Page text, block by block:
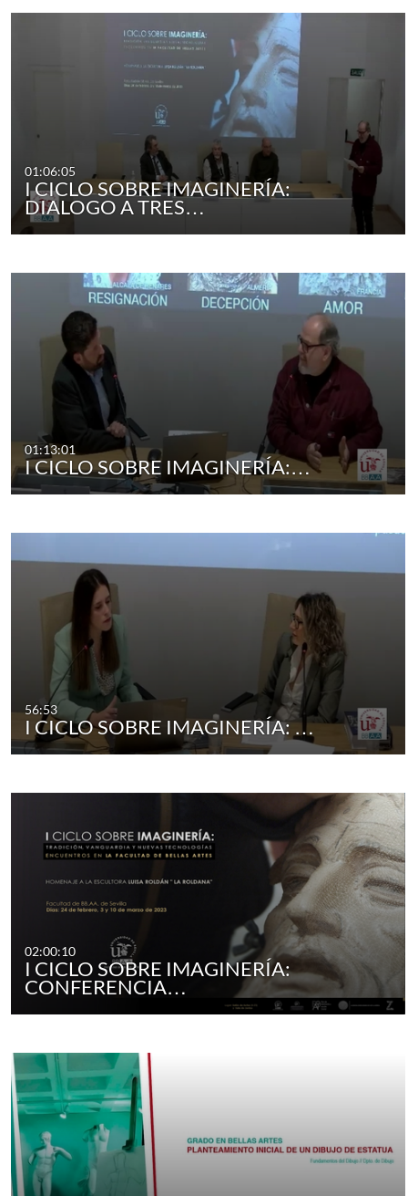
01:06:05
I CICLO SOBRE IMAGINERÍA:
DIALOGO A TRES…
01:13:01
I CICLO SOBRE IMAGINERÍA:…
56:53
I CICLO SOBRE IMAGINERÍA: …
02:00:10
I CICLO SOBRE IMAGINERÍA:
CONFERENCIA…